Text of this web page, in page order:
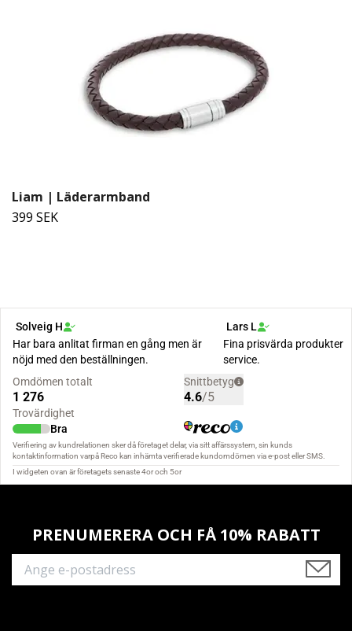
Liam | Läderarmband
399 SEK
PRENUMERERA OCH FÅ 10% RABATT